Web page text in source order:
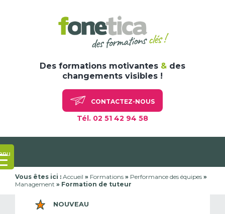
Des formations motivantes & des
changements visibles !
CONTACTEZ-NOUS
Tél. 02 51 42 94 58
Vous êtes ici : Accueil » Formations » Performance des équipes »
Management » Formation de tuteur